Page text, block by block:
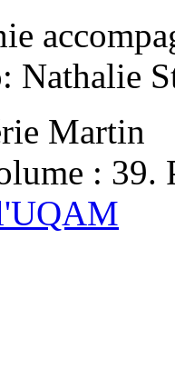
Nathalie
Martin
: 39.